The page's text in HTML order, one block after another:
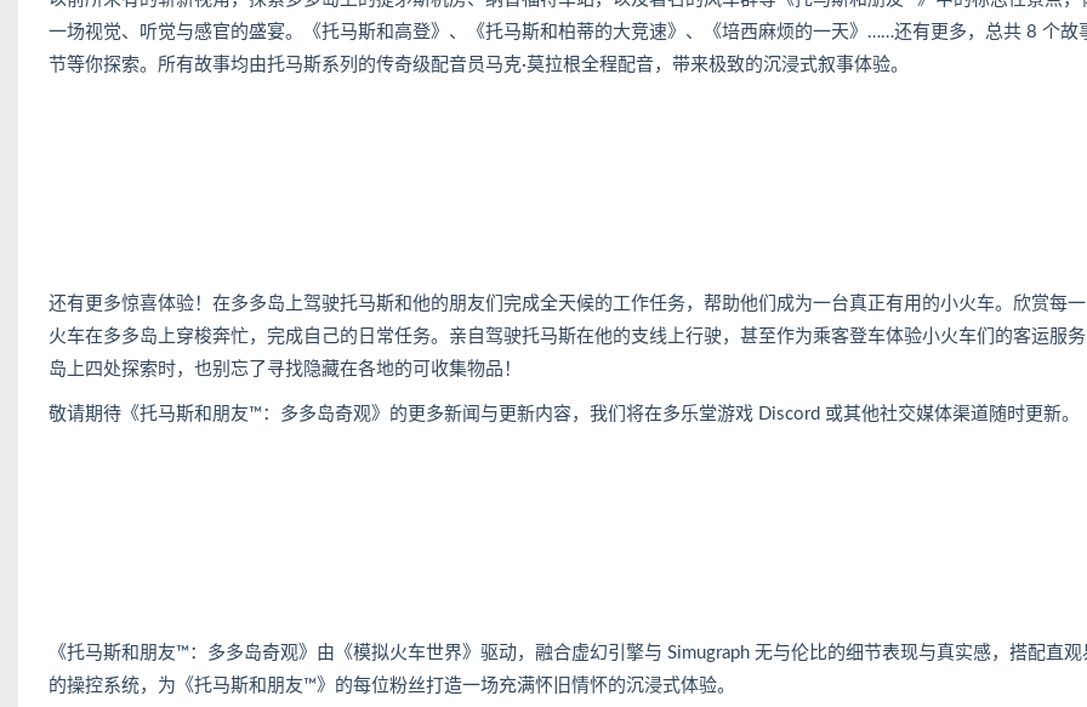
一场视觉、听觉与感官的盛宴。《托马斯和高登》、《托马斯和柏蒂的大竞速》、《培西麻烦的一天》……还有更多，总共 8 个故
节等你探索。所有故事均由托马斯系列的传奇级配音员马克·莫拉根全程配音，带来极致的沉浸式叙事体验。
还有更多惊喜体验！在多多岛上驾驶托马斯和他的朋友们完成全天候的工作任务，帮助他们成为一台真正有用的小火车。欣赏每
火车在多多岛上穿梭奔忙，完成自己的日常任务。亲自驾驶托马斯在他的支线上行驶，甚至作为乘客登车体验小火车们的客运服
岛上四处探索时，也别忘了寻找隐藏在各地的可收集物品！
敬请期待《托马斯和朋友™：多多岛奇观》的更多新闻与更新内容，我们将在多乐堂游戏 Discord 或其他社交媒体渠道随时更新。
《托马斯和朋友™：多多岛奇观》由《模拟火车世界》驱动，融合虚幻引擎与 Simugraph 无与伦比的细节表现与真实感，搭配直观
的操控系统，为《托马斯和朋友™》的每位粉丝打造一场充满怀旧情怀的沉浸式体验。